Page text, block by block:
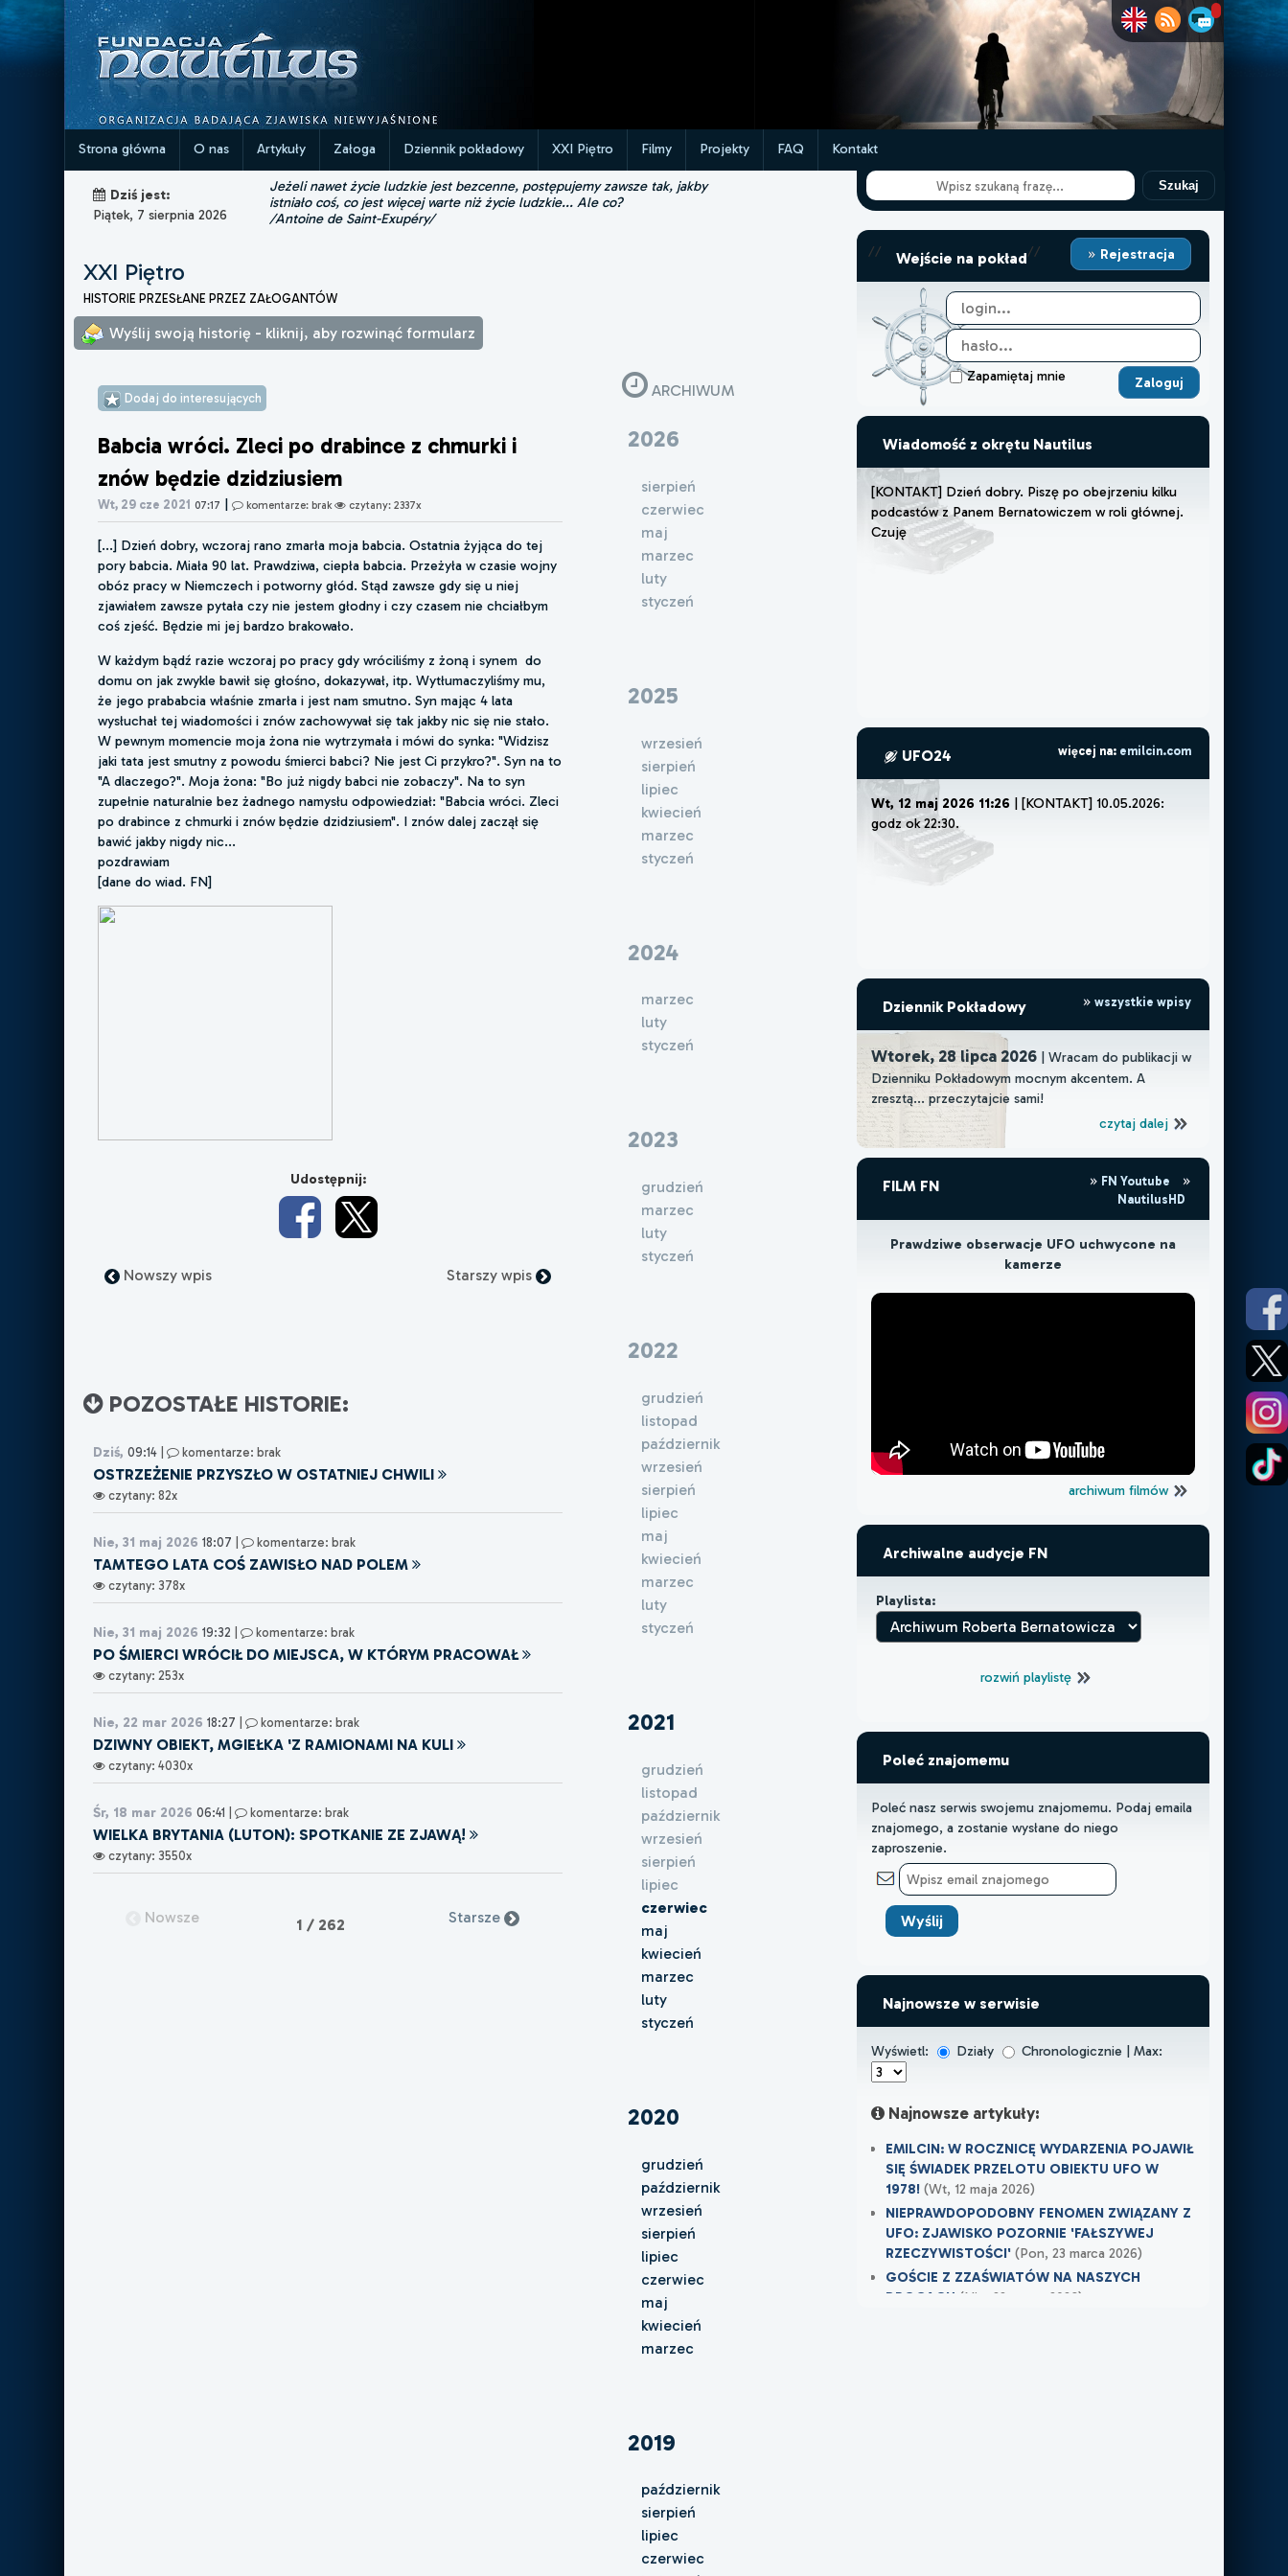
Strona główna O nas Artykuły Załoga Dziennik pokładowy XXI Piętro Filmy Projekty FAQ Kontakt
Dziś jest:
Piątek, 7 sierpnia 2026
Jeżeli nawet życie ludzkie jest bezcenne, postępujemy zawsze tak, jakby
istniało coś, co jest więcej warte niż życie ludzkie... Ale co?
/Antoine de Saint-Exupéry/
XXI Piętro
HISTORIE PRZESŁANE PRZEZ ZAŁOGANTÓW
Wyślij swoją historię - kliknij, aby rozwinąć formularz
Dodaj do interesujących
Babcia wróci. Zleci po drabince z chmurki i
znów będzie dzidziusiem
Wt, 29 cze 2021 07:17 | komentarze: brak czytany: 2337x
[...] Dzień dobry, wczoraj rano zmarła moja babcia. Ostatnia żyjąca do tej
pory babcia. Miała 90 lat. Prawdziwa, ciepła babcia. Przeżyła w czasie wojny
obóz pracy w Niemczech i potworny głód. Stąd zawsze gdy się u niej
zjawiałem zawsze pytała czy nie jestem głodny i czy czasem nie chciałbym
coś zjeść. Będzie mi jej bardzo brakowało.
W każdym bądź razie wczoraj po pracy gdy wróciliśmy z żoną i synem do
domu on jak zwykle bawił się głośno, dokazywał, itp. Wytłumaczyliśmy mu,
że jego prababcia właśnie zmarła i jest nam smutno. Syn mając 4 lata
wysłuchał tej wiadomości i znów zachowywał się tak jakby nic się nie stało.
W pewnym momencie moja żona nie wytrzymała i mówi do synka: "Widzisz
jaki tata jest smutny z powodu śmierci babci? Nie jest Ci przykro?". Syn na to
"A dlaczego?". Moja żona: "Bo już nigdy babci nie zobaczy". Na to syn
zupełnie naturalnie bez żadnego namysłu odpowiedział: "Babcia wróci. Zleci
po drabince z chmurki i znów będzie dzidziusiem". I znów dalej zaczął się
bawić jakby nigdy nic...
pozdrawiam
[dane do wiad. FN]
Udostępnij:
Nowszy wpis Starszy wpis
POZOSTAŁE HISTORIE:
Dziś,09:14 | komentarze: brak
OSTRZEŻENIE PRZYSZŁO W OSTATNIEJ CHWILI
czytany: 82x
Nie, 31 maj 2026 18:07 | komentarze: brak
TAMTEGO LATA COŚ ZAWISŁO NAD POLEM
czytany: 378x
Nie, 31 maj 2026 19:32 | komentarze: brak
PO ŚMIERCI WRÓCIŁ DO MIEJSCA, W KTÓRYM PRACOWAŁ
czytany: 253x
Nie, 22 mar 2026 18:27 | komentarze: brak
DZIWNY OBIEKT, MGIEŁKA 'Z RAMIONAMI NA KULI
czytany: 4030x
Śr, 18 mar 2026 06:41 | komentarze: brak
WIELKA BRYTANIA (LUTON): SPOTKANIE ZE ZJAWĄ!
czytany: 3550x
Nowsze 1 / 262 Starsze
ARCHIWUM
2026
sierpień
czerwiec
maj
marzec
luty
styczeń
2025
wrzesień
sierpień
lipiec
kwiecień
marzec
styczeń
2024
marzec
luty
styczeń
2023
grudzień
marzec
luty
styczeń
2022
grudzień
listopad
październik
wrzesień
sierpień
lipiec
maj
kwiecień
marzec
luty
styczeń
2021
grudzień
listopad
październik
wrzesień
sierpień
lipiec
czerwiec
maj
kwiecień
marzec
luty
styczeń
2020
grudzień
październik
wrzesień
sierpień
lipiec
czerwiec
maj
kwiecień
marzec
2019
październik
sierpień
lipiec
czerwiec
Szukaj
// Wejście na pokład// Rejestracja
Zapamiętaj mnie
Wiadomość z okrętu Nautilus
[KONTAKT] Dzień dobry. Piszę po obejrzeniu kilku
podcastów z Panem Bernatowiczem w roli głównej.
Czuję, że muszę lub
UFO24 więcej na: emilcin.com
Wt, 12 maj 2026 11:26 | [KONTAKT] 10.05.2026:
godz ok 22:30.
Dziennik Pokładowy wszystkie wpisy
Wtorek, 28 lipca 2026| Wracam do publikacji w
Dzienniku Pokładowym mocnym akcentem. A
zresztą... przeczytajcie sami!
czytaj dalej
FILM FN
FN Youtube
NautilusHD
Prawdziwe obserwacje UFO uchwycone na
kamerze
archiwum filmów
Archiwalne audycje FN
Playlista:
rozwiń playlistę
Poleć znajomemu
Poleć nasz serwis swojemu znajomemu. Podaj emaila
znajomego, a zostanie wysłane do niego
zaproszenie.
Najnowsze w serwisie
Wyświetl: Działy Chronologicznie | Max:
Najnowsze artykuły:
EMILCIN: W ROCZNICĘ WYDARZENIA POJAWIŁ
SIĘ ŚWIADEK PRZELOTU OBIEKTU UFO W
1978!(Wt, 12 maja 2026)
NIEPRAWDOPODOBNY FENOMEN ZWIĄZANY Z
UFO: ZJAWISKO POZORNIE 'FAŁSZYWEJ
RZECZYWISTOŚCI'(Pon, 23 marca 2026)
GOŚCIE Z ZZAŚWIATÓW NA NASZYCH
DROGACH (Nie, 22 marca 2026)